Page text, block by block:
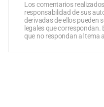
Los comentarios
responsabilidad de sus
derivadas de ellos pueden
legales que
que no respondan al tema